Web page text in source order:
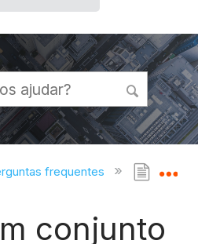
hierarquia
frequentes O
conjunto